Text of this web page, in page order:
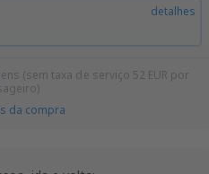
detalhes
(sem taxa de serviço 52 EUR por
da compra